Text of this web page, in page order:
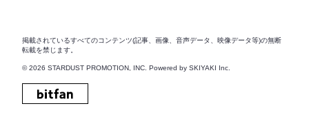
掲載されているすべてのコンテンツ(記事、画像、音声データ、映像データ等)の無断
転載を禁じます。
© 2026 STARDUST PROMOTION, INC. Powered by SKIYAKI Inc.